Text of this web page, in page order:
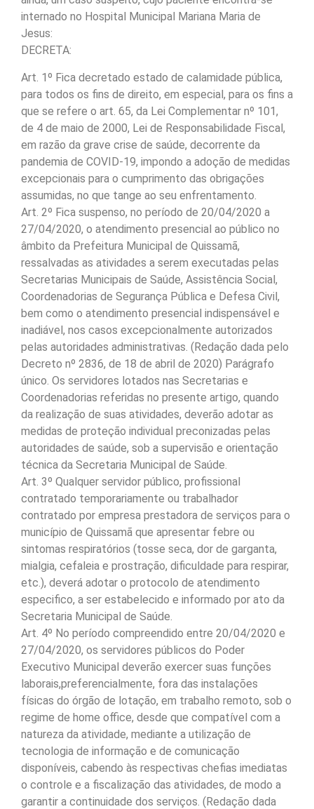
internado no Hospital Municipal Mariana Maria de
Jesus:
DECRETA:
Art. 1º Fica decretado estado de calamidade pública,
para todos os fins de direito, em especial, para os fins a
que se refere o art. 65, da Lei Complementar nº 101,
de 4 de maio de 2000, Lei de Responsabilidade Fiscal,
em razão da grave crise de saúde, decorrente da
pandemia de COVID-19, impondo a adoção de medidas
excepcionais para o cumprimento das obrigações
assumidas, no que tange ao seu enfrentamento.
Art. 2º Fica suspenso, no período de 20/04/2020 a
27/04/2020, o atendimento presencial ao público no
âmbito da Prefeitura Municipal de Quissamã,
ressalvadas as atividades a serem executadas pelas
Secretarias Municipais de Saúde, Assistência Social,
Coordenadorias de Segurança Pública e Defesa Civil,
bem como o atendimento presencial indispensável e
inadiável, nos casos excepcionalmente autorizados
pelas autoridades administrativas. (Redação dada pelo
Decreto nº 2836, de 18 de abril de 2020) Parágrafo
único. Os servidores lotados nas Secretarias e
Coordenadorias referidas no presente artigo, quando
da realização de suas atividades, deverão adotar as
medidas de proteção individual preconizadas pelas
autoridades de saúde, sob a supervisão e orientação
técnica da Secretaria Municipal de Saúde.
Art. 3º Qualquer servidor público, profissional
contratado temporariamente ou trabalhador
contratado por empresa prestadora de serviços para o
município de Quissamã que apresentar febre ou
sintomas respiratórios (tosse seca, dor de garganta,
mialgia, cefaleia e prostração, dificuldade para respirar,
etc.), deverá adotar o protocolo de atendimento
especifico, a ser estabelecido e informado por ato da
Secretaria Municipal de Saúde.
Art. 4º No período compreendido entre 20/04/2020 e
27/04/2020, os servidores públicos do Poder
Executivo Municipal deverão exercer suas funções
laborais,preferencialmente, fora das instalações
físicas do órgão de lotação, em trabalho remoto, sob o
regime de home office, desde que compatível com a
natureza da atividade, mediante a utilização de
tecnologia de informação e de comunicação
disponíveis, cabendo às respectivas chefias imediatas
o controle e a fiscalização das atividades, de modo a
garantir a continuidade dos serviços. (Redação dada